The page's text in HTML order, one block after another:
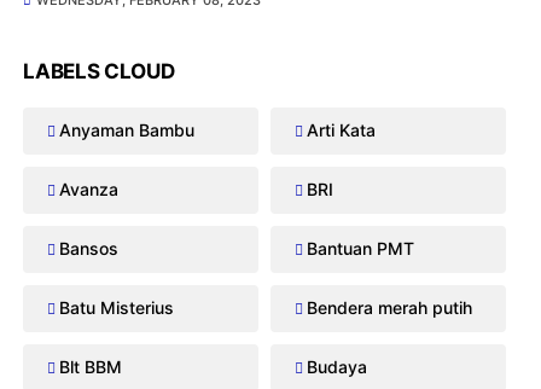
LABELS CLOUD
Anyaman Bambu Arti Kata
Avanza BRI
Bansos Bantuan PMT
Batu Misterius Bendera merah putih
Blt BBM Budaya